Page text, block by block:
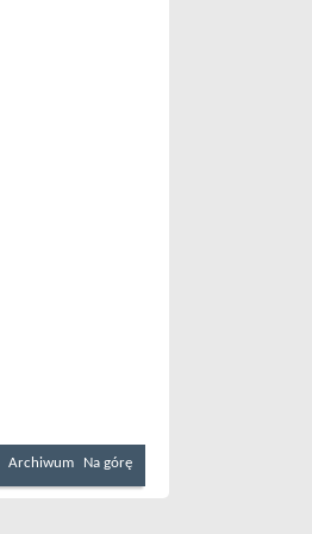
Archiwum Na górę